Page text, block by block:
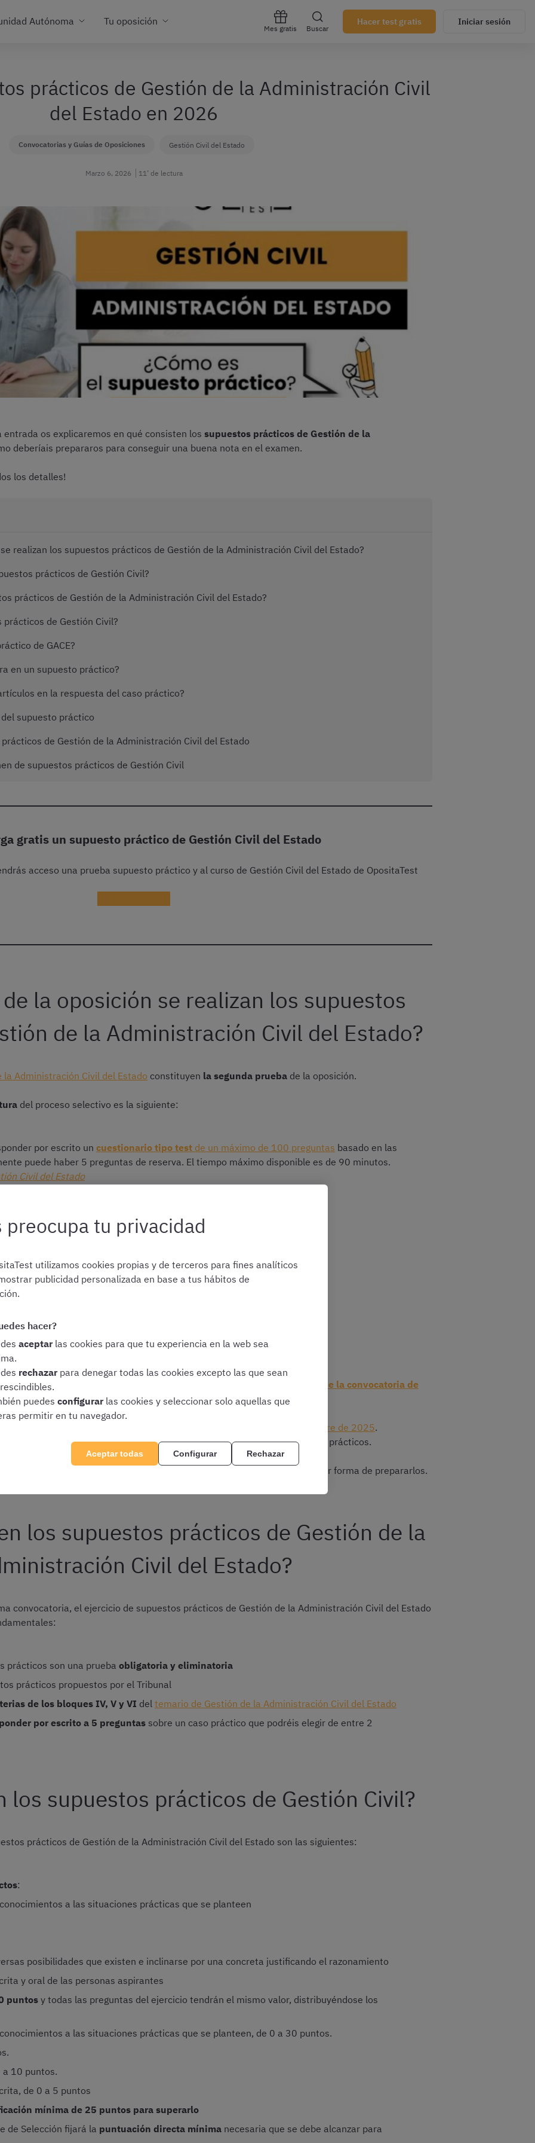
Autónoma Tu oposición
Mes gratis Buscar
Hacer test gratis Iniciar sesión
prácticos de Gestión de la Administración Civil
del Estado en 2026
Convocatorias y Guías de Oposiciones Gestión Civil del Estado
Marzo 6, 2026 11’ de lectura
os explicaremos en qué consisten los supuestos prácticos de Gestión de la
deberíais prepararos para conseguir una buena nota en el examen.
los detalles!
realizan los supuestos prácticos de Gestión de la Administración Civil del Estado?
prácticos de Gestión Civil?
prácticos de Gestión de la Administración Civil del Estado?
de Gestión Civil?
de GACE?
en un supuesto práctico?
en la respuesta del caso práctico?
supuesto práctico
de Gestión de la Administración Civil del Estado
de supuestos prácticos de Gestión Civil
gratis un supuesto práctico de Gestión Civil del Estado
acceso una prueba supuesto práctico y al curso de Gestión Civil del Estado de OpositaTest
la oposición se realizan los supuestos
de la Administración Civil del Estado?
la Administración Civil del Estado constituyen la segunda prueba de la oposición.
del proceso selectivo es la siguiente:
por escrito un cuestionario tipo test de un máximo de 100 preguntas basado en las
puede haber 5 preguntas de reserva. El tiempo máximo disponible es de 90 minutos.
Civil del Estado
sobre las materias de los bloques IV, V y VI
el proceso selectivo.
gratis supuestos oficiales de las OEP 2020 a 2024!
prácticos de Gestión Civil?
los supuestos prácticos de esta oposición vienen regulados en las
bases de la convocatoria de
Estado.
cuyo texto íntegro podéis consultar en el BOE de fecha 22 de diciembre de 2025.
la regulación de este proceso selectivo y, por supuesto, de los casos prácticos.
os explicaremos en qué consisten, cómo se valoran y cuál es la mejor forma de prepararlos.
los supuestos prácticos de Gestión de la
Civil del Estado?
convocatoria, el ejercicio de supuestos prácticos de Gestión de la Administración Civil del Estado
prácticos son una prueba obligatoria y eliminatoria
prácticos propuestos por el Tribunal
de los bloques IV, V y VI del temario de Gestión de la Administración Civil del Estado
por escrito a 5 preguntas sobre un caso práctico que podréis elegir de entre 2
los supuestos prácticos de Gestión Civil?
prácticos de Gestión de la Administración Civil del Estado son las siguientes:
:
a las situaciones prácticas que se planteen
posibilidades que existen e inclinarse por una concreta justificando el razonamiento
y oral de las personas aspirantes
puntosy todas las preguntas del ejercicio tendrán el mismo valor, distribuyéndose los
a las situaciones prácticas que se planteen, de 0 a 30 puntos.
a 10 puntos.
de 0 a 5 puntos
mínima de 25 puntos para superarlo
de Selección fijará la puntuación directa mínima necesaria que se debe alcanzar para
preocupa tu privacidad
utilizamos cookies propias y de terceros para fines analíticos
publicidad personalizada en base a tus hábitos de
hacer?
aceptar las cookies para que tu experiencia en la web sea
rechazar para denegar todas las cookies excepto las que sean
puedes configurar las cookies y seleccionar solo aquellas que
permitir en tu navegador.
Aceptar todas Configurar Rechazar